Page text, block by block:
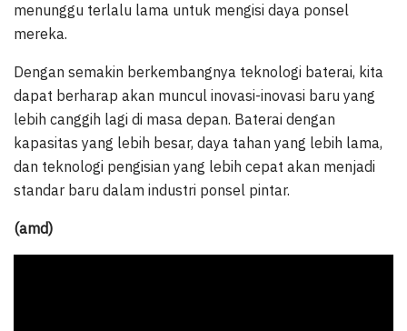
menunggu terlalu lama untuk mengisi daya ponsel
mereka.
Dengan semakin berkembangnya teknologi baterai, kita
dapat berharap akan muncul inovasi-inovasi baru yang
lebih canggih lagi di masa depan. Baterai dengan
kapasitas yang lebih besar, daya tahan yang lebih lama,
dan teknologi pengisian yang lebih cepat akan menjadi
standar baru dalam industri ponsel pintar.
(amd)